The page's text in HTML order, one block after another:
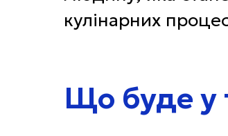
кулінарних
Що буде у